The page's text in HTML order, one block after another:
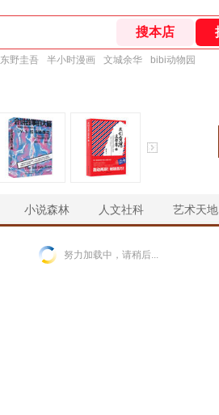
东野圭吾 半小时漫画 文城余华 bibi动物园
￥ ￥ ￥
小说森林 人文社科 艺术天地
努力加载中，请稍后...